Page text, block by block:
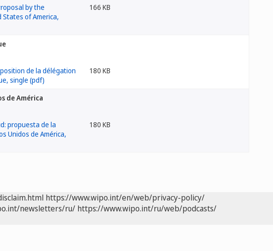
166 KB
180 KB
de América
180 KB
https://www.wipo.int/en/web/privacy-policy/
newsletters/ru/ https://www.wipo.int/ru/web/podcasts/